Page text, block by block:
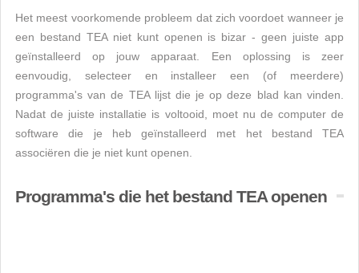
Het meest voorkomende probleem dat zich voordoet wanneer je
een bestand TEA niet kunt openen is bizar - geen juiste app
geïnstalleerd op jouw apparaat. Een oplossing is zeer
eenvoudig, selecteer en installeer een (of meerdere)
programma's van de TEA lijst die je op deze blad kan vinden.
Nadat de juiste installatie is voltooid, moet nu de computer de
software die je heb geïnstalleerd met het bestand TEA
associëren die je niet kunt openen.
Programma's die het bestand TEA openen